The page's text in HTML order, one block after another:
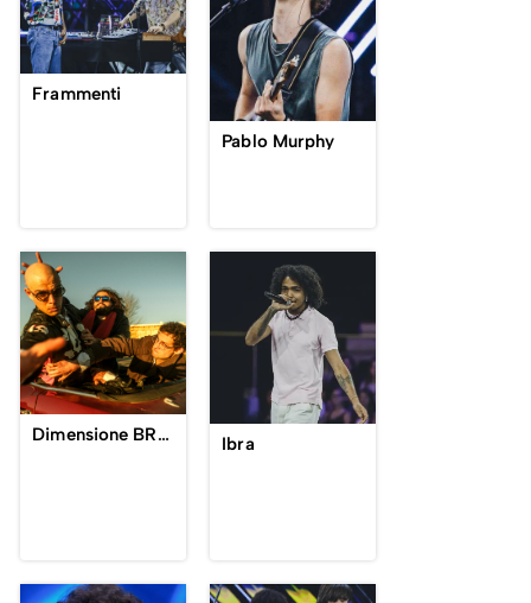
Frammenti
Pablo Murphy
Dimensione BRAMA Ibra